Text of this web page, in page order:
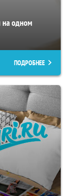
на одном
ПОДРОБНЕЕ